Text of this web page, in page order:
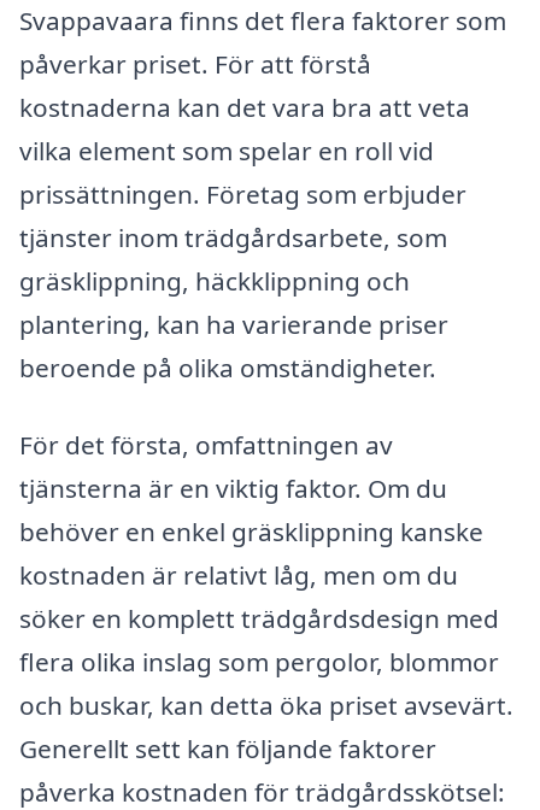
Svappavaara finns det flera faktorer som
påverkar priset. För att förstå
kostnaderna kan det vara bra att veta
vilka element som spelar en roll vid
prissättningen. Företag som erbjuder
tjänster inom trädgårdsarbete, som
gräsklippning, häckklippning och
plantering, kan ha varierande priser
beroende på olika omständigheter.
För det första, omfattningen av
tjänsterna är en viktig faktor. Om du
behöver en enkel gräsklippning kanske
kostnaden är relativt låg, men om du
söker en komplett trädgårdsdesign med
flera olika inslag som pergolor, blommor
och buskar, kan detta öka priset avsevärt.
Generellt sett kan följande faktorer
påverka kostnaden för trädgårdsskötsel: